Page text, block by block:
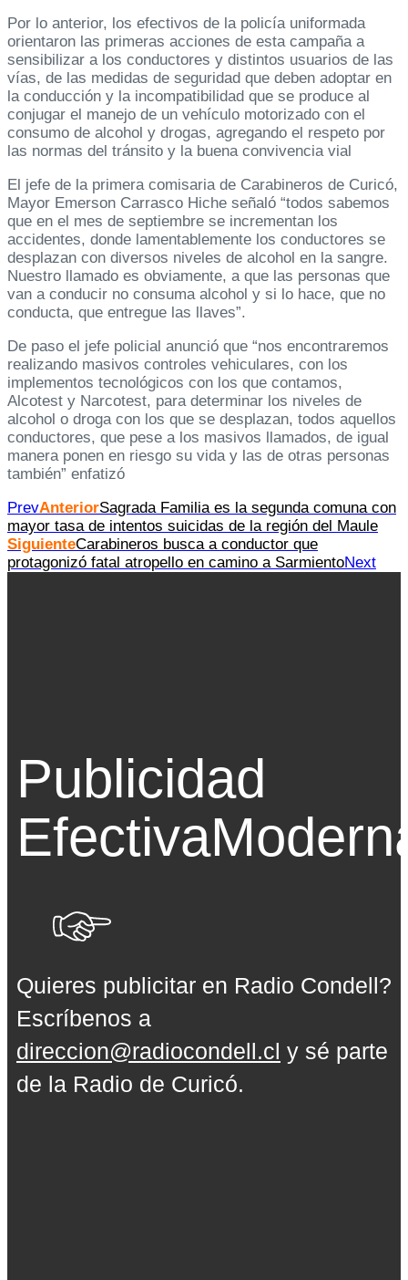
Por lo anterior, los efectivos de la policía uniformada
orientaron las primeras acciones de esta campaña a
sensibilizar a los conductores y distintos usuarios de las
vías, de las medidas de seguridad que deben adoptar en
la conducción y la incompatibilidad que se produce al
conjugar el manejo de un vehículo motorizado con el
consumo de alcohol y drogas, agregando el respeto por
las normas del tránsito y la buena convivencia vial
El jefe de la primera comisaria de Carabineros de Curicó,
Mayor Emerson Carrasco Hiche señaló “todos sabemos
que en el mes de septiembre se incrementan los
accidentes, donde lamentablemente los conductores se
desplazan con diversos niveles de alcohol en la sangre.
Nuestro llamado es obviamente, a que las personas que
van a conducir no consuma alcohol y si lo hace, que no
conducta, que entregue las llaves”.
De paso el jefe policial anunció que “nos encontraremos
realizando masivos controles vehiculares, con los
implementos tecnológicos con los que contamos,
Alcotest y Narcotest, para determinar los niveles de
alcohol o droga con los que se desplazan, todos aquellos
conductores, que pese a los masivos llamados, de igual
manera ponen en riesgo su vida y las de otras personas
también” enfatizó
PrevAnteriorSagrada Familia es la segunda comuna con
mayor tasa de intentos suicidas de la región del Maule
SiguienteCarabineros busca a conductor que
protagonizó fatal atropello en camino a SarmientoNext
Publicidad
Efectiva
Quieres publicitar en Radio Condell?
Escríbenos a
direccion@radiocondell.cl y sé parte
de la Radio de Curicó.